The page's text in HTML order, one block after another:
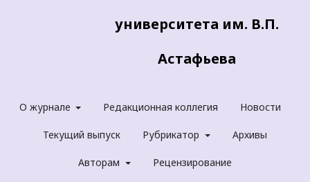
университета им. В.П.
Астафьева
О журнале Редакционная коллегия Новости
Текущий выпуск Рубрикатор Архивы
Авторам Рецензирование